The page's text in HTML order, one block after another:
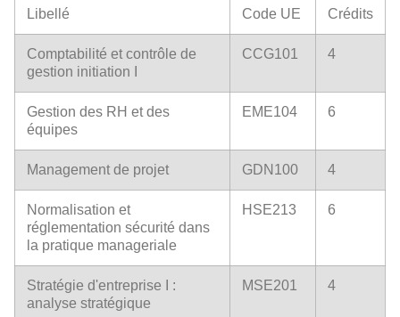
Libellé Code UE Crédits
Comptabilité et contrôle de
gestion initiation I
CCG101 4
Gestion des RH et des
équipes
EME104 6
Management de projet GDN100 4
Normalisation et
réglementation sécurité dans
la pratique manageriale
HSE213 6
Stratégie d'entreprise I :
analyse stratégique
MSE201 4